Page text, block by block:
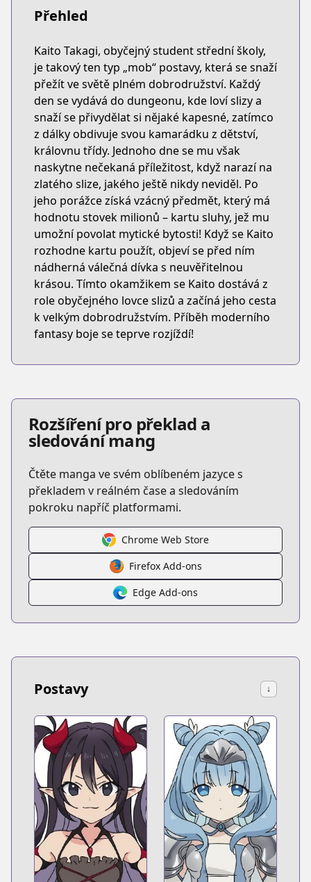
Přehled
Kaito Takagi, obyčejný student střední školy,
je takový ten typ „mob“ postavy, která se snaží
přežít ve světě plném dobrodružství. Každý
den se vydává do dungeonu, kde loví slizy a
snaží se přivydělat si nějaké kapesné, zatímco
z dálky obdivuje svou kamarádku z dětství,
královnu třídy. Jednoho dne se mu však
naskytne nečekaná příležitost, když narazí na
zlatého slize, jakého ještě nikdy neviděl. Po
jeho porážce získá vzácný předmět, který má
hodnotu stovek milionů – kartu sluhy, jež mu
umožní povolat mytické bytosti! Když se Kaito
rozhodne kartu použít, objeví se před ním
nádherná válečná dívka s neuvěřitelnou
krásou. Tímto okamžikem se Kaito dostává z
role obyčejného lovce slizů a začíná jeho cesta
k velkým dobrodružstvím. Příběh moderního
fantasy boje se teprve rozjíždí!
Rozšíření pro překlad a
sledování mang
Čtěte manga ve svém oblíbeném jazyce s
překladem v reálném čase a sledováním
pokroku napříč platformami.
Chrome Web Store
Firefox Add-ons
Edge Add-ons
Postavy ↓